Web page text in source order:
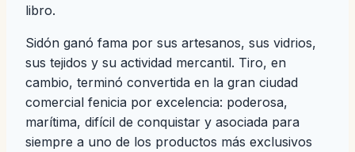
libro.
Sidón ganó fama por sus artesanos, sus vidrios,
sus tejidos y su actividad mercantil. Tiro, en
cambio, terminó convertida en la gran ciudad
comercial fenicia por excelencia: poderosa,
marítima, difícil de conquistar y asociada para
siempre a uno de los productos más exclusivos